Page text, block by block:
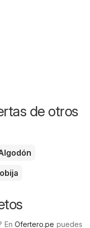
de otros
EnOfertero.pe puedes